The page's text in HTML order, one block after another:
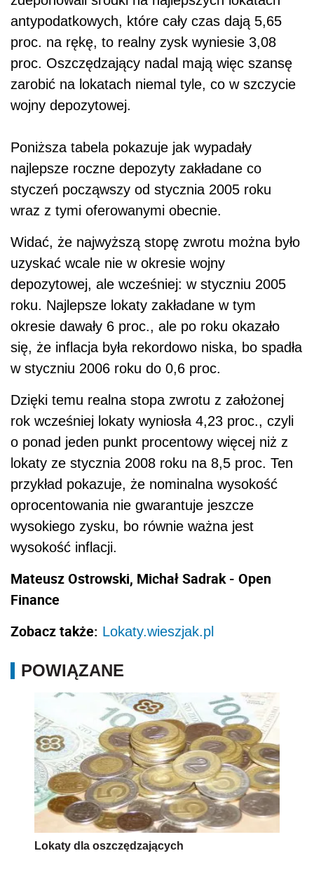
antypodatkowych, które cały czas dają 5,65
proc. na rękę, to realny zysk wyniesie 3,08
proc. Oszczędzający nadal mają więc szansę
zarobić na lokatach niemal tyle, co w szczycie
wojny depozytowej.
Poniższa tabela pokazuje jak wypadały
najlepsze roczne depozyty zakładane co
styczeń począwszy od stycznia 2005 roku
wraz z tymi oferowanymi obecnie.
Widać, że najwyższą stopę zwrotu można było
uzyskać wcale nie w okresie wojny
depozytowej, ale wcześniej: w styczniu 2005
roku. Najlepsze lokaty zakładane w tym
okresie dawały 6 proc., ale po roku okazało
się, że inflacja była rekordowo niska, bo spadła
w styczniu 2006 roku do 0,6 proc.
Dzięki temu realna stopa zwrotu z założonej
rok wcześniej lokaty wyniosła 4,23 proc., czyli
o ponad jeden punkt procentowy więcej niż z
lokaty ze stycznia 2008 roku na 8,5 proc. Ten
przykład pokazuje, że nominalna wysokość
oprocentowania nie gwarantuje jeszcze
wysokiego zysku, bo równie ważna jest
wysokość inflacji.
Mateusz Ostrowski, Michał Sadrak - Open
Finance
Zobacz także: Lokaty.wieszjak.pl
POWIĄZANE
Lokaty dla oszczędzających